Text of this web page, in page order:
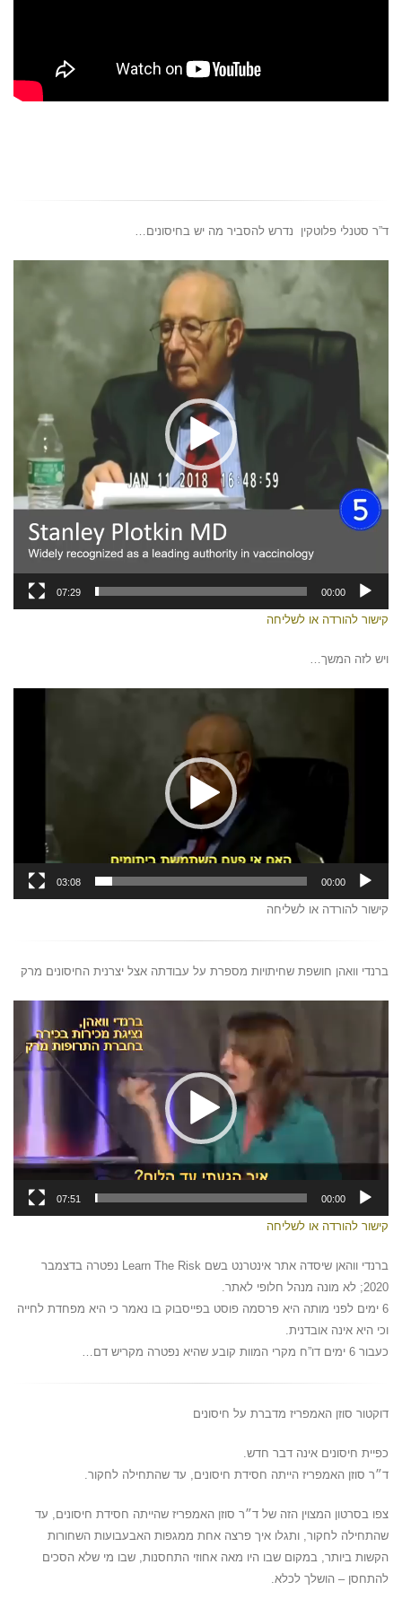
ד”ר סטנלי פלוטקין נדרש להסביר מה יש בחיסונים…
00:00
07:29
קישור להורדה או לשליחה
ויש לזה המשך…
00:00
03:08
קישור להורדה או לשליחה
ברנדי וואהן חושפת שחיתויות מספרת על עבודתה אצל יצרנית החיסונים מרק
00:00
07:51
קישור להורדה או לשליחה
ברנדי ווהאן שיסדה אתר אינטרנט בשם Learn The Risk נפטרה בדצמבר
2020; לא מונה מנהל חלופי לאתר.
6 ימים לפני מותה היא פרסמה פוסט בפייסבוק בו נאמר כי היא מפחדת לחייה
וכי היא אינה אובדנית.
כעבור 6 ימים דו”ח מקרי המוות קובע שהיא נפטרה מקריש דם…
דוקטור סוזן האמפריז מדברת על חיסונים
כפיית חיסונים אינה דבר חדש.
ד״ר סוזן האמפריז הייתה חסידת חיסונים, עד שהתחילה לחקור.
צפו בסרטון המצוין הזה של ד״ר סוזן האמפריז שהייתה חסידת חיסונים, עד
שהתחילה לחקור, ותגלו איך פרצה אחת ממגפות האבעבועות השחורות
הקשות ביותר, במקום שבו היו מאה אחוזי התחסנות, שבו מי שלא הסכים
להתחסן – הושלך לכלא.